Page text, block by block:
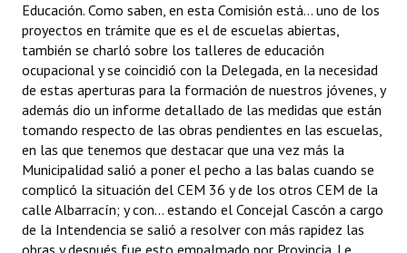
Educación. Como saben, en esta Comisión está... uno de los
proyectos en trámite que es el de escuelas abiertas,
también se charló sobre los talleres de educación
ocupacional y se coincidió con la Delegada, en la necesidad
de estas aperturas para la formación de nuestros jóvenes, y
además dio un informe detallado de las medidas que están
tomando respecto de las obras pendientes en las escuelas,
en las que tenemos que destacar que una vez más la
Municipalidad salió a poner el pecho a las balas cuando se
complicó la situación del CEM 36 y de los otros CEM de la
calle Albarracín; y con... estando el Concejal Cascón a cargo
de la Intendencia se salió a resolver con más rapidez las
obras y después fue esto empalmado por Provincia. Le